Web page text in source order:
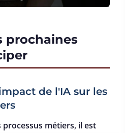
prochaines
de l'IA sur les
métiers, il est